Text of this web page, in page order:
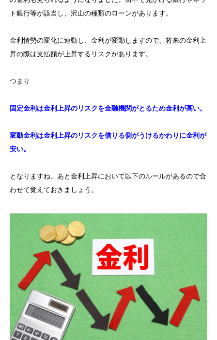
ト銀行等が該当し、沢山の種類のローンがあります。
金利情勢の変化に連動し、金利が変動しますので、将来の金利上
昇の際は支払額が上昇するリスクがあります。
つまり
固定金利は金利上昇のリスクを金融機関がとるため金利が高い。
変動金利は金利上昇のリスクを借りる側がうけるかわりに金利が
安い。
となりますね。あと金利上昇において以下のルールがあるので合
わせて覚えておきましょう。